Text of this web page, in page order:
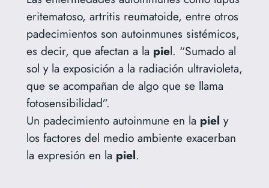
eritematoso, artritis reumatoide, entre otros
padecimientos son autoinmunes sistémicos,
es decir, que afectan a la piel. “Sumado al
sol y la exposición a la radiación ultravioleta,
que se acompañan de algo que se llama
fotosensibilidad”.
Un padecimiento autoinmune en la piel y
los factores del medio ambiente exacerban
la expresión en la piel.